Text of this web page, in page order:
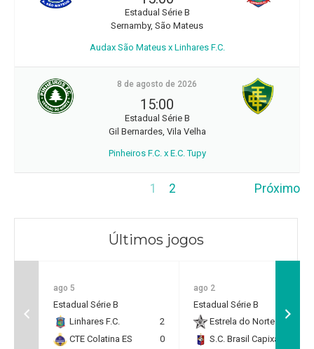
Estadual Série B
Sernamby, São Mateus
Audax São Mateus x Linhares F.C.
8 de agosto de 2026
15:00
Estadual Série B
Gil Bernardes, Vila Velha
Pinheiros F.C. x E.C. Tupy
1 2 Próximo
Últimos jogos
ago 5
Estadual Série B
Linhares F.C.
2
CTE Colatina ES
0
ago 2
Estadual Série B
Estrela do Norte F.C.
S.C. Brasil Capixaba